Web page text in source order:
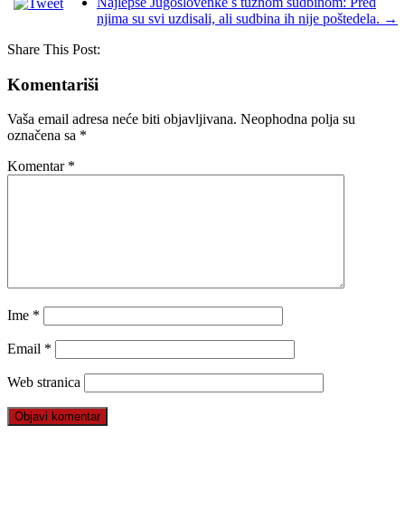
njima su svi uzdisali, ali sudbina ih nije poštedela. →
Share This Post:
Komentariši
Vaša email adresa neće biti objavljivana. Neophodna polja su
označena sa *
Komentar *
Ime *
Email *
Web stranica